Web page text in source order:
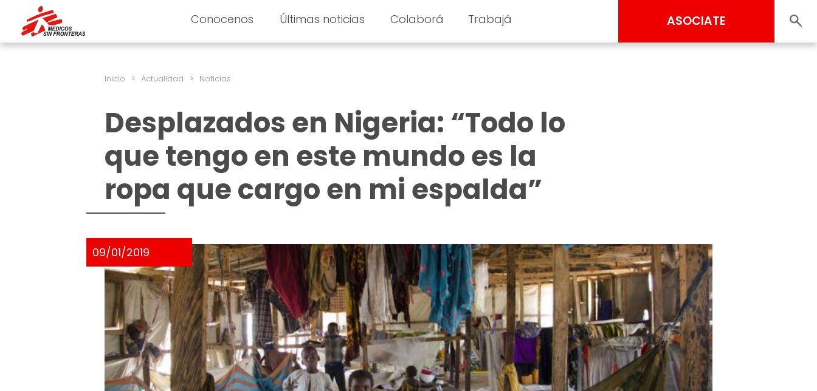
Conocenos Últimas noticias Colaborá Trabajá ASOCIATE
Inicio > Actualidad > Noticias
Desplazados en Nigeria: “Todo lo
que tengo en este mundo es la
ropa que cargo en mi espalda”
09/01/2019